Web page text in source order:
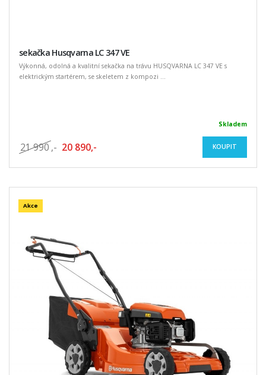
sekačka Husqvarna LC 347 VE
Výkonná, odolná a kvalitní sekačka na trávu HUSQVARNA LC 347 VE s
elektrickým startérem, se skeletem z kompozi ...
Skladem
21 990 ,- 20 890,- KOUPIT
Akce